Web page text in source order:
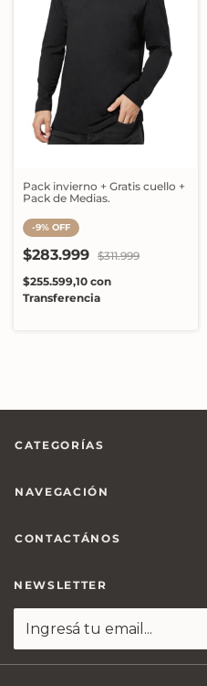
Pack invierno + Gratis cuello +
Pack de Medias.
-9% OFF
$283.999 $311.999
$255.599,10 con
Transferencia
CATEGORÍAS
NAVEGACIÓN
CONTACTÁNOS
NEWSLETTER